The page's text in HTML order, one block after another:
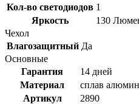
Кол-во светодиодов 1
Яркость
130
Чехол
Влагозащитный Да
Основные
Гарантия
14 дней
Материал
сплав
Артикул
2890